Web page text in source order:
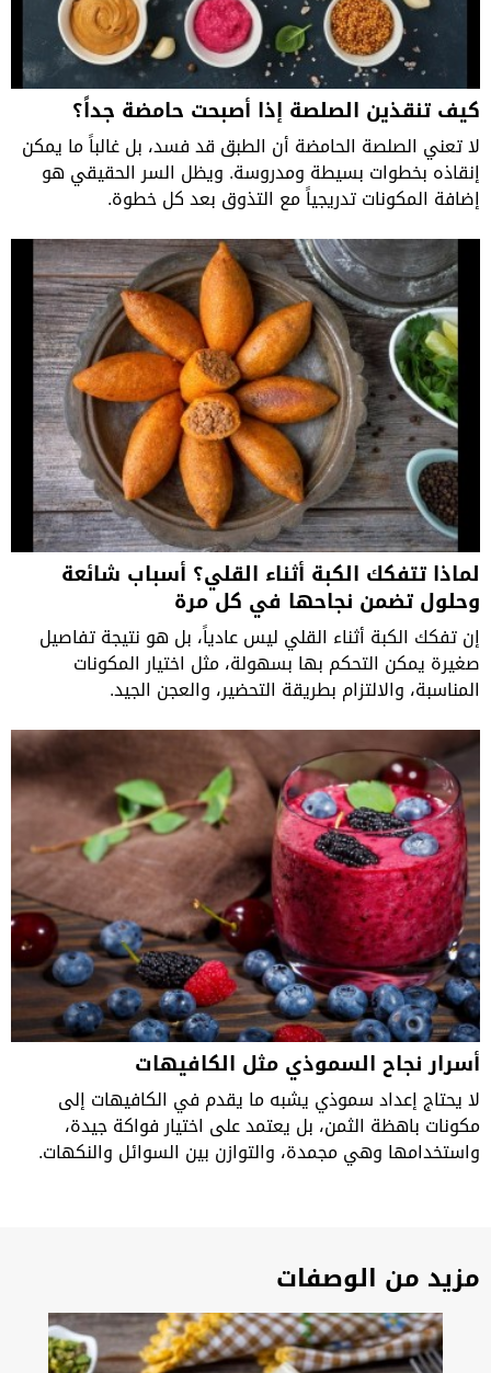
كيف تنقذين الصلصة إذا أصبحت حامضة جداً؟
لا تعني الصلصة الحامضة أن الطبق قد فسد، بل غالباً ما يمكن
إنقاذه بخطوات بسيطة ومدروسة. ويظل السر الحقيقي هو
إضافة المكونات تدريجياً مع التذوق بعد كل خطوة.
لماذا تتفكك الكبة أثناء القلي؟ أسباب شائعة
وحلول تضمن نجاحها في كل مرة
إن تفكك الكبة أثناء القلي ليس عادياً، بل هو نتيجة تفاصيل
صغيرة يمكن التحكم بها بسهولة، مثل اختيار المكونات
المناسبة، والالتزام بطريقة التحضير، والعجن الجيد.
أسرار نجاح السموذي مثل الكافيهات
لا يحتاج إعداد سموذي يشبه ما يقدم في الكافيهات إلى
مكونات باهظة الثمن، بل يعتمد على اختيار فواكة جيدة،
واستخدامها وهي مجمدة، والتوازن بين السوائل والنكهات.
مزيد من الوصفات